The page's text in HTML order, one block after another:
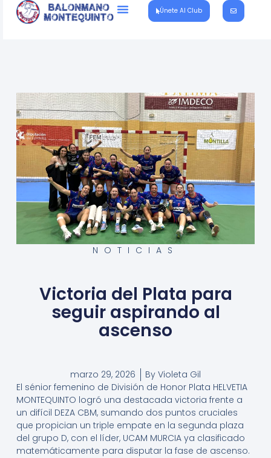
Únete Al Club
NOTICIAS
Victoria del Plata para
seguir aspirando al
ascenso
marzo 29, 2026 By Violeta Gil
El sénior femenino de División de Honor Plata HELVETIA
MONTEQUINTO logró una destacada victoria frente a
un difícil DEZA CBM, sumando dos puntos cruciales
que propician un triple empate en la segunda plaza
del grupo D, con el líder, UCAM MURCIA ya clasificado
matemáticamente para disputar la fase de ascenso.